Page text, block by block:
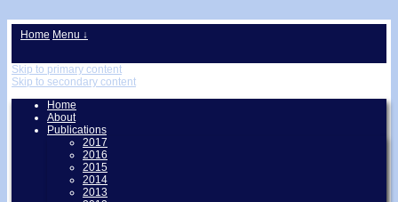
Home Menu ↓
Skip to primary content
Skip to secondary content
Home
About
Publications
2017
2016
2015
2014
2013